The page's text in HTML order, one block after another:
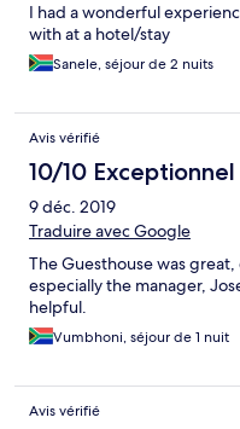
I had a wonderful
with at a hotel/stay
Sanele, séjour de 2 nuits
Avis vérifié
10/10 Exceptionnel
9 déc. 2019
Traduire avec Google
The Guesthouse was
especially the manager,
helpful.
Vumbhoni, séjour de 1 nuit
Avis vérifié